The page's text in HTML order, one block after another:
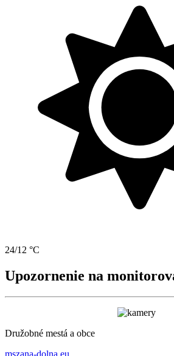
24/12 °C
Upozornenie na
Družobné mestá a obce
mszana-dolna.eu